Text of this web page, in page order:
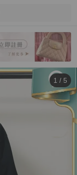
1 / 5